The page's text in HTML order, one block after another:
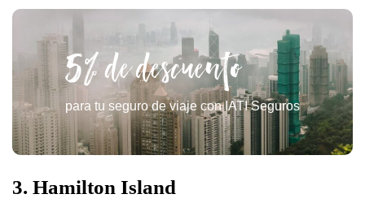
5% de descuento
para tu seguro de viaje con IATI Seguros
3. Hamilton Island